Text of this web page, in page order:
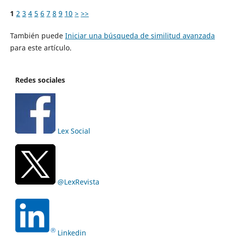
1 2 3 4 5 6 7 8 9 10 > >>
También puede Iniciar una búsqueda de similitud avanzada
para este artículo.
Redes sociales
Lex Social
@LexRevista
Linkedin